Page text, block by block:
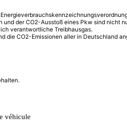
der CO2-Ausstoß eines Pkw sind
verantwortliche Treibhausgas.
die CO2-Emissionen aller in Deutschland
véhicule